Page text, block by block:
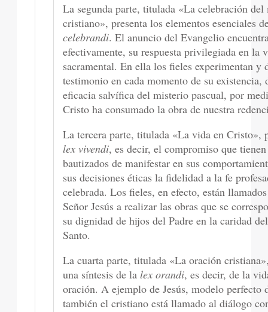
La segunda parte, titulada «La celebración
cristiano», presenta los elementos esenciales
celebrandi. El anuncio del Evangelio
efectivamente, su respuesta privilegiada en la
sacramental. En ella los fieles experimentan y
testimonio en cada momento de su existencia,
eficacia salvífica del misterio pascual, por
Cristo ha consumado la obra de nuestra
La tercera parte, titulada «La vida en Cristo»,
lex vivendi, es decir, el compromiso que
bautizados de manifestar en sus
sus decisiones éticas la fidelidad a la fe
celebrada. Los fieles, en efecto, están
Señor Jesús a realizar las obras que se
su dignidad de hijos del Padre en la caridad
Santo.
La cuarta parte, titulada «La oración
una síntesis de lalex orandi, es decir, de la
oración. A ejemplo de Jesús, modelo perfecto
también el cristiano está llamado al diálogo